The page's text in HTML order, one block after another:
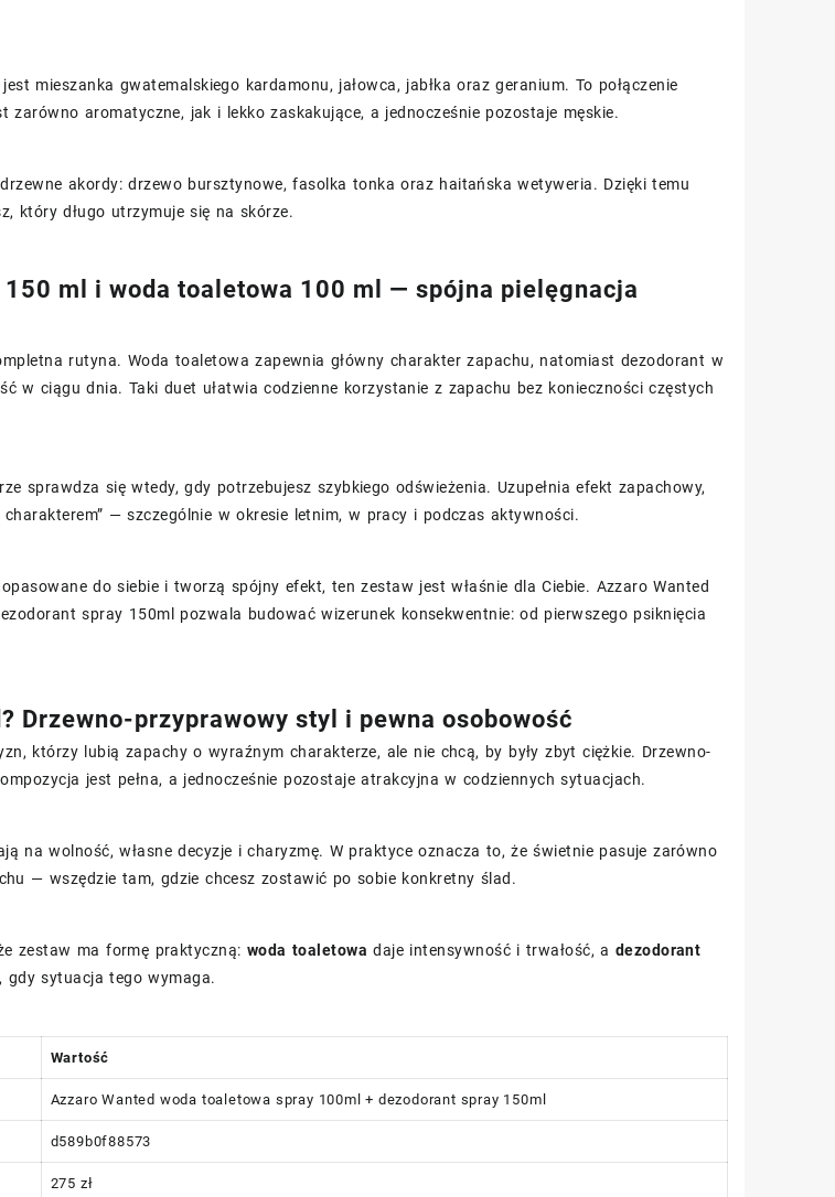
mieszanka gwatemalskiego kardamonu, jałowca, jabłka oraz geranium. To połączenie
zarówno aromatyczne, jak i lekko zaskakujące, a jednocześnie pozostaje męskie.
akordy: drzewo bursztynowe, fasolka tonka oraz haitańska wetyweria. Dzięki temu
który długo utrzymuje się na skórze.
150 ml i woda toaletowa 100 ml — spójna pielęgnacja
rutyna. Woda toaletowa zapewnia główny charakter zapachu, natomiast dezodorant w
w ciągu dnia. Taki duet ułatwia codzienne korzystanie z zapachu bez konieczności częstych
sprawdza się wtedy, gdy potrzebujesz szybkiego odświeżenia. Uzupełnia efekt zapachowy,
— szczególnie w okresie letnim, w pracy i podczas aktywności.
do siebie i tworzą spójny efekt, ten zestaw jest właśnie dla Ciebie. Azzaro Wanted
spray 150ml pozwala budować wizerunek konsekwentnie: od pierwszego psiknięcia
Drzewno-przyprawowy styl i pewna osobowość
którzy lubią zapachy o wyraźnym charakterze, ale nie chcą, by były zbyt ciężkie. Drzewno-
jest pełna, a jednocześnie pozostaje atrakcyjna w codziennych sytuacjach.
na wolność, własne decyzje i charyzmę. W praktyce oznacza to, że świetnie pasuje zarówno
— wszędzie tam, gdzie chcesz zostawić po sobie konkretny ślad.
zestaw ma formę praktyczną: woda toaletowa daje intensywność i trwałość, a dezodorant
gdy sytuacja tego wymaga.
Wartość
Azzaro Wanted woda toaletowa spray 100ml + dezodorant spray 150ml
d589b0f88573
275 zł